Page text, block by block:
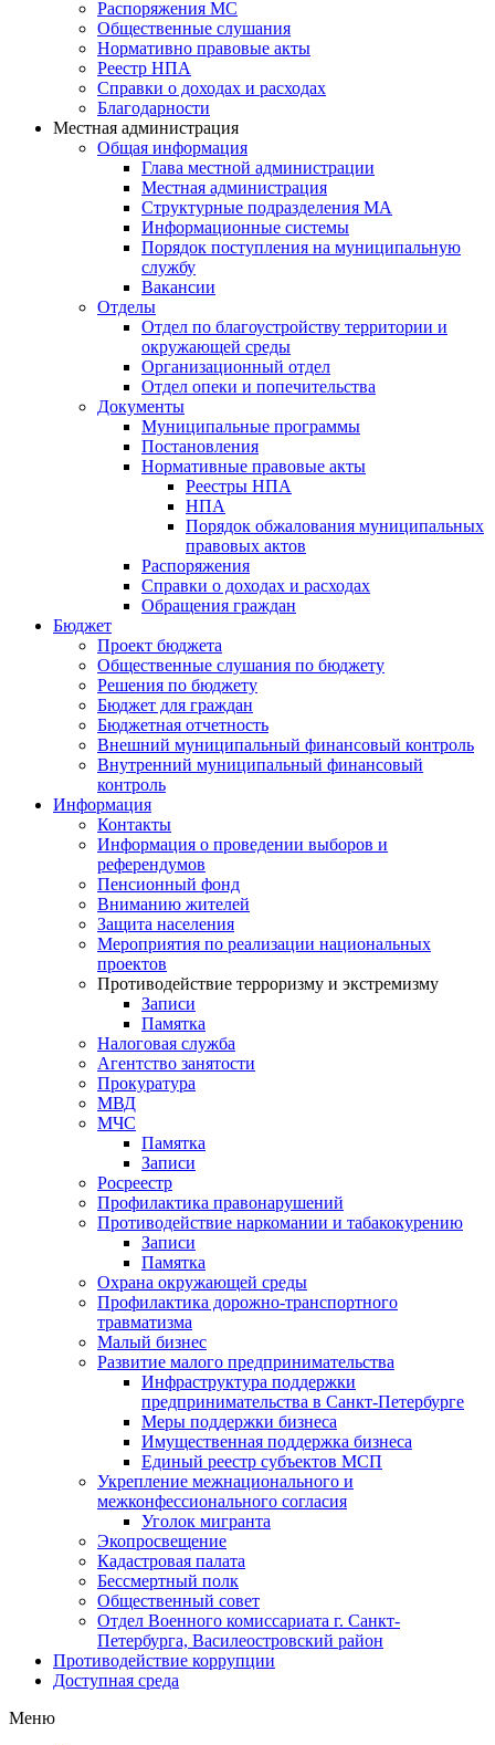
Распоряжения МС
Общественные слушания
Нормативно правовые акты
Реестр НПА
Справки о доходах и расходах
Благодарности
Местная администрация
Общая информация
Глава местной администрации
Местная администрация
Структурные подразделения МА
Информационные системы
Порядок поступления на муниципальную
службу
Вакансии
Отделы
Отдел по благоустройству территории и
окружающей среды
Организационный отдел
Отдел опеки и попечительства
Документы
Муниципальные программы
Постановления
Нормативные правовые акты
Реестры НПА
НПА
Порядок обжалования муниципальных
правовых актов
Распоряжения
Справки о доходах и расходах
Обращения граждан
Бюджет
Проект бюджета
Общественные слушания по бюджету
Решения по бюджету
Бюджет для граждан
Бюджетная отчетность
Внешний муниципальный финансовый контроль
Внутренний муниципальный финансовый
контроль
Информация
Контакты
Информация о проведении выборов и
референдумов
Пенсионный фонд
Вниманию жителей
Защита населения
Мероприятия по реализации национальных
проектов
Противодействие терроризму и экстремизму
Записи
Памятка
Налоговая служба
Агентство занятости
Прокуратура
МВД
МЧС
Памятка
Записи
Росреестр
Профилактика правонарушений
Противодействие наркомании и табакокурению
Записи
Памятка
Охрана окружающей среды
Профилактика дорожно-транспортного
травматизма
Малый бизнес
Развитие малого предпринимательства
Инфраструктура поддержки
предпринимательства в Санкт-Петербурге
Меры поддержки бизнеса
Имущественная поддержка бизнеса
Единый реестр субъектов МСП
Укрепление межнационального и
межконфессионального согласия
Уголок мигранта
Экопросвещение
Кадастровая палата
Бессмертный полк
Общественный совет
Отдел Военного комиссариата г. Санкт-
Петербурга, Василеостровский район
Противодействие коррупции
Доступная среда
Меню